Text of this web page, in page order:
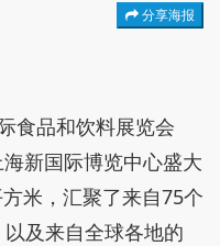
分享海报
食品和饮料展览会
新国际博览中心盛大
米，汇聚了来自75个
及来自全球各地的